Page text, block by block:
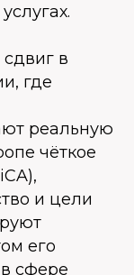
в
где
реальную
чёткое
и цели
его
сфере